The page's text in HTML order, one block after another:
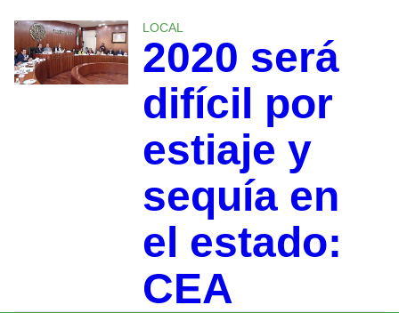
LOCAL
2020 será
difícil por
estiaje y
sequía en
el estado:
CEA